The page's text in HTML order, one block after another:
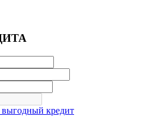
кредит